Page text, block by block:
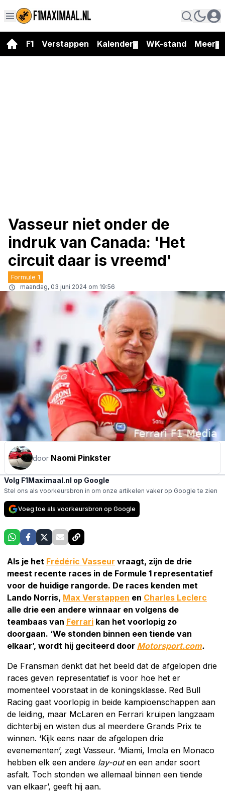
F1 Verstappen Kalender WK-stand Meer
Vasseur niet onder de
indruk van Canada: 'Het
circuit daar is vreemd'
Formule 1
maandag, 03 juni 2024 om 19:56
door Naomi Pinkster
Volg F1Maximaal.nl op Google
Stel ons als voorkeursbron in om onze artikelen vaker op Google te zien
Voeg toe als voorkeursbron op Google
Als je het Frédéric Vasseur vraagt, zijn de drie
meest recente races in de Formule 1 representatief
voor de huidige rangorde. De races kenden met
Lando Norris, Max Verstappen en Charles Leclerc
alle drie een andere winnaar en volgens de
teambaas van Ferrari kan het voorlopig zo
doorgaan. ‘We stonden binnen een tiende van
elkaar’, wordt hij geciteerd door Motorsport.com.
De Fransman denkt dat het beeld dat de afgelopen drie
races geven representatief is voor hoe het er
momenteel voorstaat in de koningsklasse. Red Bull
Racing gaat voorlopig in beide kampioenschappen aan
de leiding, maar McLaren en Ferrari kruipen langzaam
dichterbij en wisten dus al meerdere Grands Prix te
winnen. ‘Kijk eens naar de afgelopen drie
evenementen’, zegt Vasseur. ‘Miami, Imola en Monaco
hebben elk een andere lay-outen een ander soort
asfalt. Toch stonden we allemaal binnen een tiende
van elkaar’, geeft hij aan.